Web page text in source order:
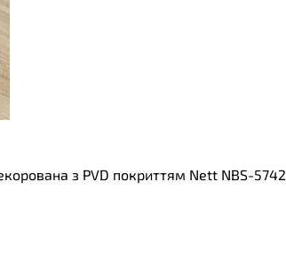
з PVD покриттям Nett NBS-5742